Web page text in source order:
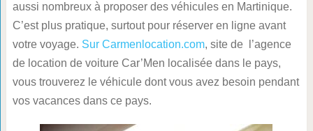
aussi nombreux à proposer des véhicules en Martinique.
C’est plus pratique, surtout pour réserver en ligne avant
votre voyage. Sur Carmenlocation.com, site de l’agence
de location de voiture Car’Men localisée dans le pays,
vous trouverez le véhicule dont vous avez besoin pendant
vos vacances dans ce pays.